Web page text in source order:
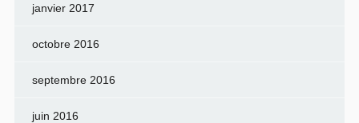
janvier 2017
octobre 2016
septembre 2016
juin 2016